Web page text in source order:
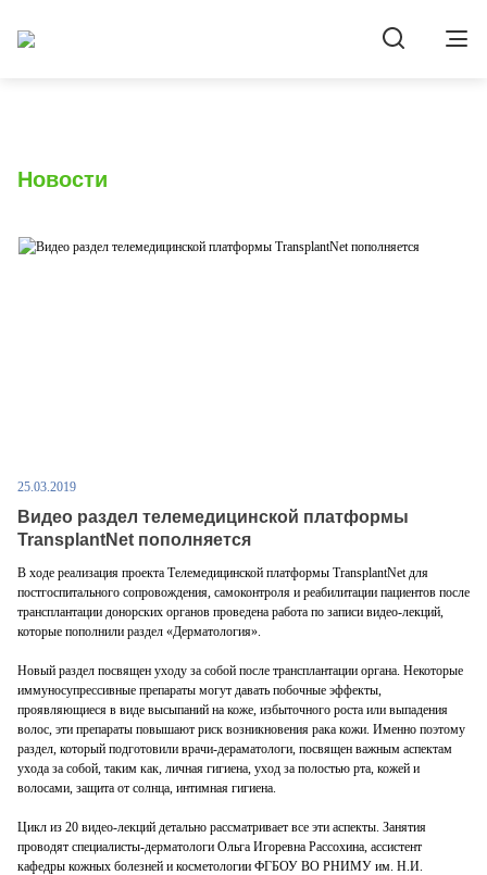
Новости
25.03.2019
Видео раздел телемедицинской платформы
TransplantNet пополняется
В ходе реализация проекта Телемедицинской платформы TransplantNet для
постгоспитального сопровождения, самоконтроля и реабилитации пациентов после
трансплантации донорских органов проведена работа по записи видео-лекций,
которые пополнили раздел «Дерматология».
Новый раздел посвящен уходу за собой после трансплантации органа. Некоторые
иммуносупрессивные препараты могут давать побочные эффекты,
проявляющиеся в виде высыпаний на коже, избыточного роста или выпадения
волос, эти препараты повышают риск возникновения рака кожи. Именно поэтому
раздел, который подготовили врачи-дераматологи, посвящен важным аспектам
ухода за собой, таким как, личная гигиена, уход за полостью рта, кожей и
волосами, защита от солнца, интимная гигиена.
Цикл из 20 видео-лекций детально рассматривает все эти аспекты. Занятия
проводят специалисты-дерматологи Ольга Игоревна Рассохина, ассистент
кафедры кожных болезней и косметологии ФГБОУ ВО РНИМУ им. Н.И.